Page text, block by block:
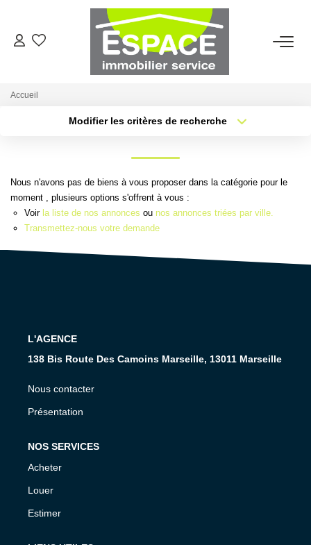
VENTES
GESTION LOCATIVE
Accueil
Modifier les critères de recherche
Sélectionnez...
Surface min
Budget max Plus de critères
Nous n'avons pas de biens à vous proposer dans la catégorie pour le
moment , plusieurs options s'offrent à vous :
Voir la liste de nos annonces ou nos annonces triées par ville.
Transmettez-nous votre demande
L'AGENCE
138 Bis Route Des Camoins Marseille, 13011 Marseille
Nous contacter
Présentation
NOS SERVICES
Acheter
Louer
Estimer